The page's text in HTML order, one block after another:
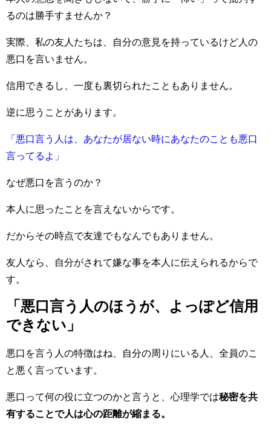
るのは勝手すませんか？
実際、私の友人たちは、自分の意見を持っているけど人の
悪口を言いません。
信用できるし、一度も裏切られたこともありません。
逆に思うことがあります。
「悪口言う人は、あなたが居ない時にあなたのことも悪口
言ってるよ」
なぜ悪口を言うのか？
本人に思ったことを言えないからです。
だからその時点で友達でもなんでもありません。
友人なら、自分がされて嫌な事を本人に伝えられるからで
す。
「悪口言う人のほうが、よっぽど信用
できない」
悪口を言う人の特徴はね、自分の周りにいる人、全員のこ
と悪く言っています。
悪口って何の役に立つのかと言うと、心理学では秘密を共
有することで人は心の距離が縮まる。